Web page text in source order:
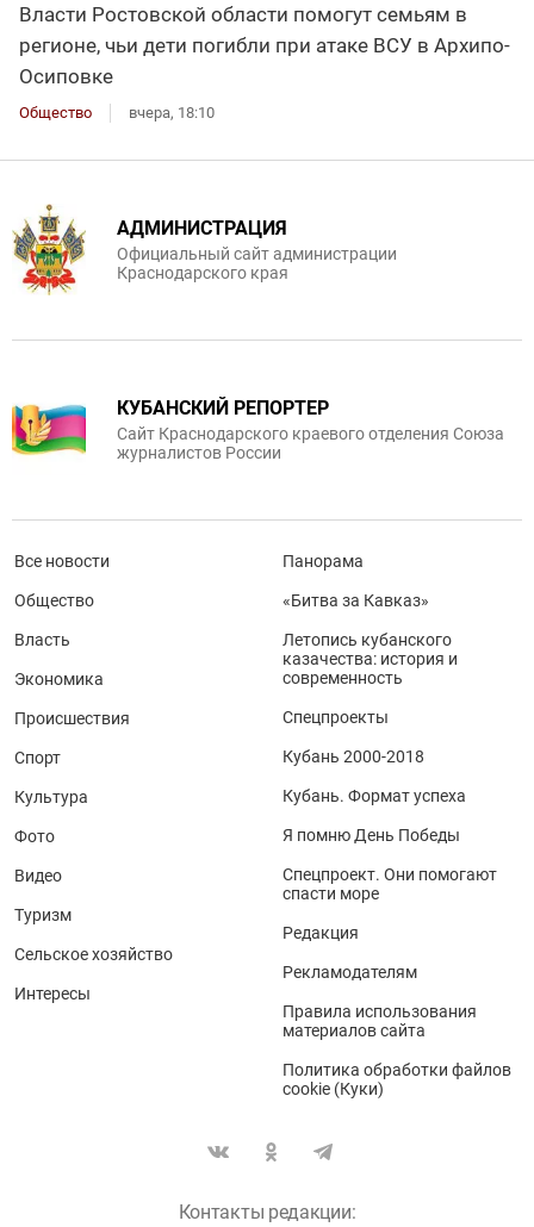
Власти Ростовской области помогут семьям в
регионе, чьи дети погибли при атаке ВСУ в Архипо-
Осиповке
Общество вчера, 18:10
АДМИНИСТРАЦИЯ
Официальный сайт администрации
Краснодарского края
КУБАНСКИЙ РЕПОРТЕР
Сайт Краснодарского краевого отделения Союза
журналистов России
Все новости
Общество
Власть
Экономика
Происшествия
Спорт
Культура
Фото
Видео
Туризм
Сельское хозяйство
Интересы
Панорама
«Битва за Кавказ»
Летопись кубанского
казачества: история и
современность
Спецпроекты
Кубань 2000-2018
Кубань. Формат успеха
Я помню День Победы
Спецпроект. Они помогают
спасти море
Редакция
Рекламодателям
Правила использования
материалов сайта
Политика обработки файлов
cookie (Куки)
Контакты редакции: